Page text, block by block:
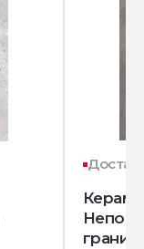
гранит)